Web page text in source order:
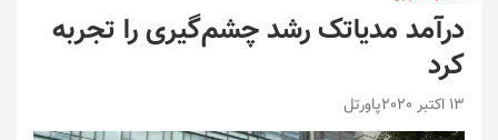
درآمد مدیاتک رشد چشم‌گیری را تجربه
کرد
13 اکتبر 2020 پاورتل